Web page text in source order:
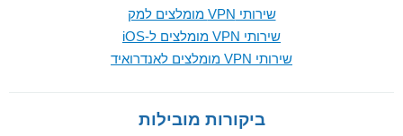
שירותי VPN מומלצים למק
שירותי VPN מומלצים ל-iOS
שירותי VPN מומלצים לאנדרואיד
ביקורות מובילות